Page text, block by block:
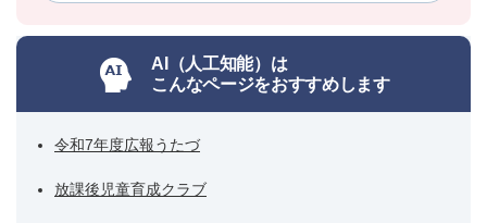
AI（人工知能）は
こんなページをおすすめします
令和7年度広報うたづ
放課後児童育成クラブ